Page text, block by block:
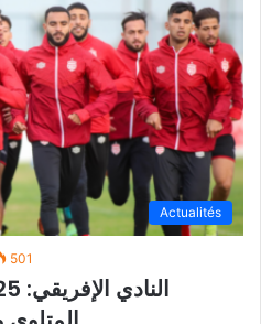
Actualités
501